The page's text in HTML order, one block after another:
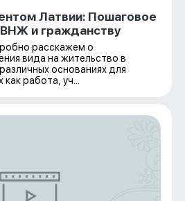
Латвии: Пошаговое
и гражданству
расскажем о
вида на жительство в
основаниях для
работа, уч...